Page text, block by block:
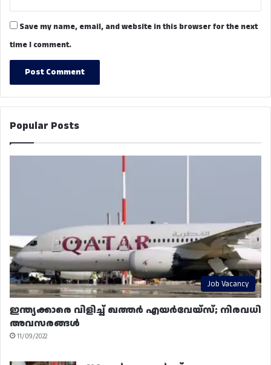
Save my name, email, and website in this browser for the next
time I comment.
Popular Posts
Job Vacancy
ഇന്ത്യക്കാരെ വിളിച്ച് ഖത്തർ എയർവേയ്‌സ്; നിരവധി
അവസരങ്ങൾ
11/09/2022